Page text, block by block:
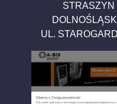
STRASZYN
UL.